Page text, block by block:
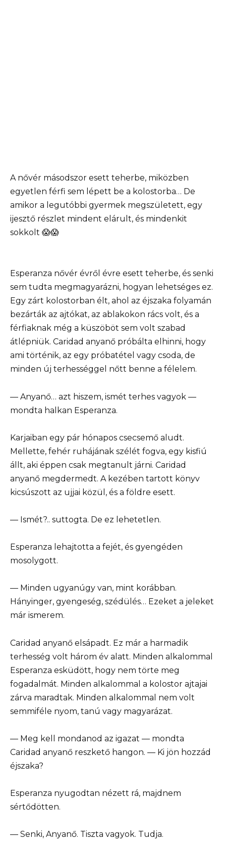
A nővér másodszor esett teherbe, miközben
egyetlen férfi sem lépett be a kolostorba… De
amikor a legutóbbi gyermek megszületett, egy
ijesztő részlet mindent elárult, és mindenkit
sokkolt 😱😱
Esperanza nővér évről évre esett teherbe, és senki
sem tudta megmagyarázni, hogyan lehetséges ez.
Egy zárt kolostorban élt, ahol az éjszaka folyamán
bezárták az ajtókat, az ablakokon rács volt, és a
férfiaknak még a küszöböt sem volt szabad
átlépniük. Caridad anyanő próbálta elhinni, hogy
ami történik, az egy próbatétel vagy csoda, de
minden új terhességgel nőtt benne a félelem.
— Anyanő… azt hiszem, ismét terhes vagyok —
mondta halkan Esperanza.
Karjaiban egy pár hónapos csecsemő aludt.
Mellette, fehér ruhájának szélét fogva, egy kisfiú
állt, aki éppen csak megtanult járni. Caridad
anyanő megdermedt. A kezében tartott könyv
kicsúszott az ujjai közül, és a földre esett.
— Ismét?.. suttogta. De ez lehetetlen.
Esperanza lehajtotta a fejét, és gyengéden
mosolygott.
— Minden ugyanúgy van, mint korábban.
Hányinger, gyengeség, szédülés… Ezeket a jeleket
már ismerem.
Caridad anyanő elsápadt. Ez már a harmadik
terhesség volt három év alatt. Minden alkalommal
Esperanza esküdött, hogy nem törte meg
fogadalmát. Minden alkalommal a kolostor ajtajai
zárva maradtak. Minden alkalommal nem volt
semmiféle nyom, tanú vagy magyarázat.
— Meg kell mondanod az igazat — mondta
Caridad anyanő reszkető hangon. — Ki jön hozzád
éjszaka?
Esperanza nyugodtan nézett rá, majdnem
sértődötten.
— Senki, Anyanő. Tiszta vagyok. Tudja.